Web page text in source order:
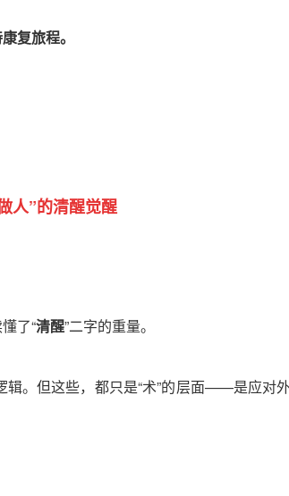
复旅程。
人”的清醒觉醒
了“清醒”二字的重量。
。 但这些，都只是“术”的层面——是应对